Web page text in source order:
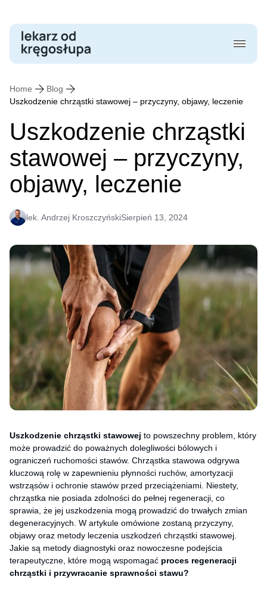
Skip
content
Home
Blog
Uszkodzenie chrząstki stawowej – przyczyny, objawy, leczenie
Uszkodzenie chrząstki
stawowej – przyczyny,
objawy, leczenie
lek. Andrzej KroszczyńskiSierpień 13, 2024
Uszkodzenie chrząstki stawowej to powszechny problem, który
może prowadzić do poważnych dolegliwości bólowych i
ograniczeń ruchomości stawów. Chrząstka stawowa odgrywa
kluczową rolę w zapewnieniu płynności ruchów, amortyzacji
wstrząsów i ochronie stawów przed przeciążeniami. Niestety,
chrząstka nie posiada zdolności do pełnej regeneracji, co
sprawia, że jej uszkodzenia mogą prowadzić do trwałych zmian
degeneracyjnych. W artykule omówione zostaną przyczyny,
objawy oraz metody leczenia uszkodzeń chrząstki stawowej.
Jakie są metody diagnostyki oraz nowoczesne podejścia
terapeutyczne, które mogą wspomagać proces regeneracji
chrząstki i przywracanie sprawności stawu?